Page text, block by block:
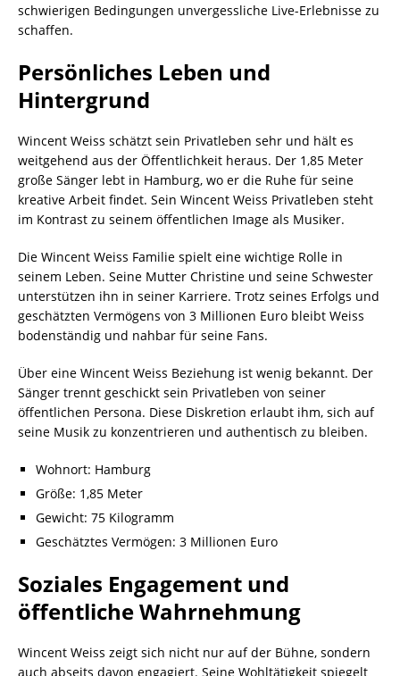
schwierigen Bedingungen unvergessliche Live-Erlebnisse zu
schaffen.
Persönliches Leben und
Hintergrund
Wincent Weiss schätzt sein Privatleben sehr und hält es
weitgehend aus der Öffentlichkeit heraus. Der 1,85 Meter
große Sänger lebt in Hamburg, wo er die Ruhe für seine
kreative Arbeit findet. Sein Wincent Weiss Privatleben steht
im Kontrast zu seinem öffentlichen Image als Musiker.
Die Wincent Weiss Familie spielt eine wichtige Rolle in
seinem Leben. Seine Mutter Christine und seine Schwester
unterstützen ihn in seiner Karriere. Trotz seines Erfolgs und
geschätzten Vermögens von 3 Millionen Euro bleibt Weiss
bodenständig und nahbar für seine Fans.
Über eine Wincent Weiss Beziehung ist wenig bekannt. Der
Sänger trennt geschickt sein Privatleben von seiner
öffentlichen Persona. Diese Diskretion erlaubt ihm, sich auf
seine Musik zu konzentrieren und authentisch zu bleiben.
Wohnort: Hamburg
Größe: 1,85 Meter
Gewicht: 75 Kilogramm
Geschätztes Vermögen: 3 Millionen Euro
Soziales Engagement und
öffentliche Wahrnehmung
Wincent Weiss zeigt sich nicht nur auf der Bühne, sondern
auch abseits davon engagiert. Seine Wohltätigkeit spiegelt